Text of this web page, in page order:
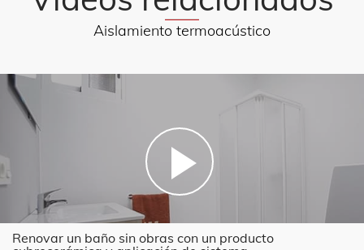
Aislamiento termoacústico
Renovar un baño sin obras con un producto